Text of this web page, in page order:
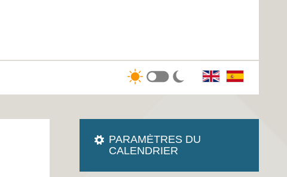
PARAMÈTRES DU
CALENDRIER